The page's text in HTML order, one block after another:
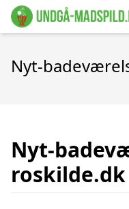
Nyt-
Nyt-
roskilde.dk